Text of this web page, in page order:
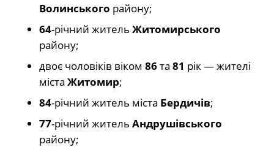
Волинського району;
64-річний житель Житомирського
району;
двоє чоловіків віком 86та 81 рік — жителі
міста Житомир;
84-річний житель міста Бердичів;
77-річний житель Андрушівського
району;